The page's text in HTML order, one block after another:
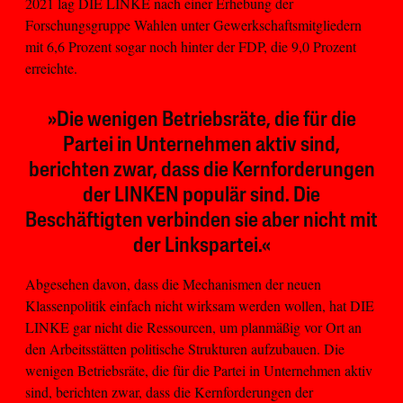
Forschungsgruppe Wahlen unter Gewerkschaftsmitgliedern
mit 6,6 Prozent sogar noch hinter der FDP, die 9,0 Prozent
erreichte.
»Die wenigen Betriebsräte, die für die
Partei in Unternehmen aktiv sind,
berichten zwar, dass die Kernforderungen
der LINKEN populär sind. Die
Beschäftigten verbinden sie aber nicht mit
der Linkspartei.«
Abgesehen davon, dass die Mechanismen der neuen
Klassenpolitik einfach nicht wirksam werden wollen, hat DIE
LINKE gar nicht die Ressourcen, um planmäßig vor Ort an
den Arbeitsstätten politische Strukturen aufzubauen. Die
wenigen Betriebsräte, die für die Partei in Unternehmen aktiv
sind, berichten zwar, dass die Kernforderungen der